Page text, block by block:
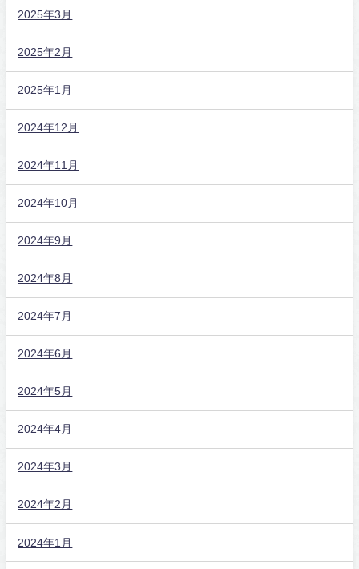
2025年3月
2025年2月
2025年1月
2024年12月
2024年11月
2024年10月
2024年9月
2024年8月
2024年7月
2024年6月
2024年5月
2024年4月
2024年3月
2024年2月
2024年1月